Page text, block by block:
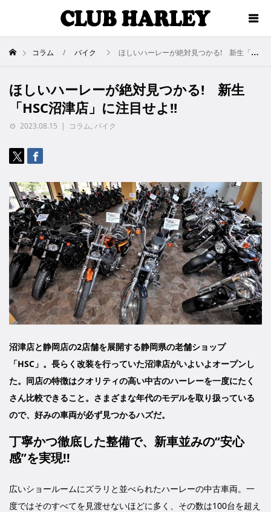
コラム バイク ほしいハーレーが絶対見つかる! 新生「HSC沼津店」に注目せよ!!
ほしいハーレーが絶対見つかる! 新生
「HSC沼津店」に注目せよ!!
2023.08.15 コラム, バイク
沼津店と静岡店の2店舗を展開する静岡県の老舗ショップ
「HSC」。長らく改装を行っていた沼津店がいよいよオープンし
た。同店の特徴はクオリティの高い中古のハーレーを一度にたく
さん比較できること。さまざまな年代のモデルを取り扱っている
ので、好みの車両が必ず見つかるハズだ。
丁寧かつ徹底した整備で、新車並みの“安心
感”を実現!!
広いショールームにズラリと並べられたハーレーの中古車両。一
度ではそのすべてを見渡せないほどに多く、その数は100台を超え